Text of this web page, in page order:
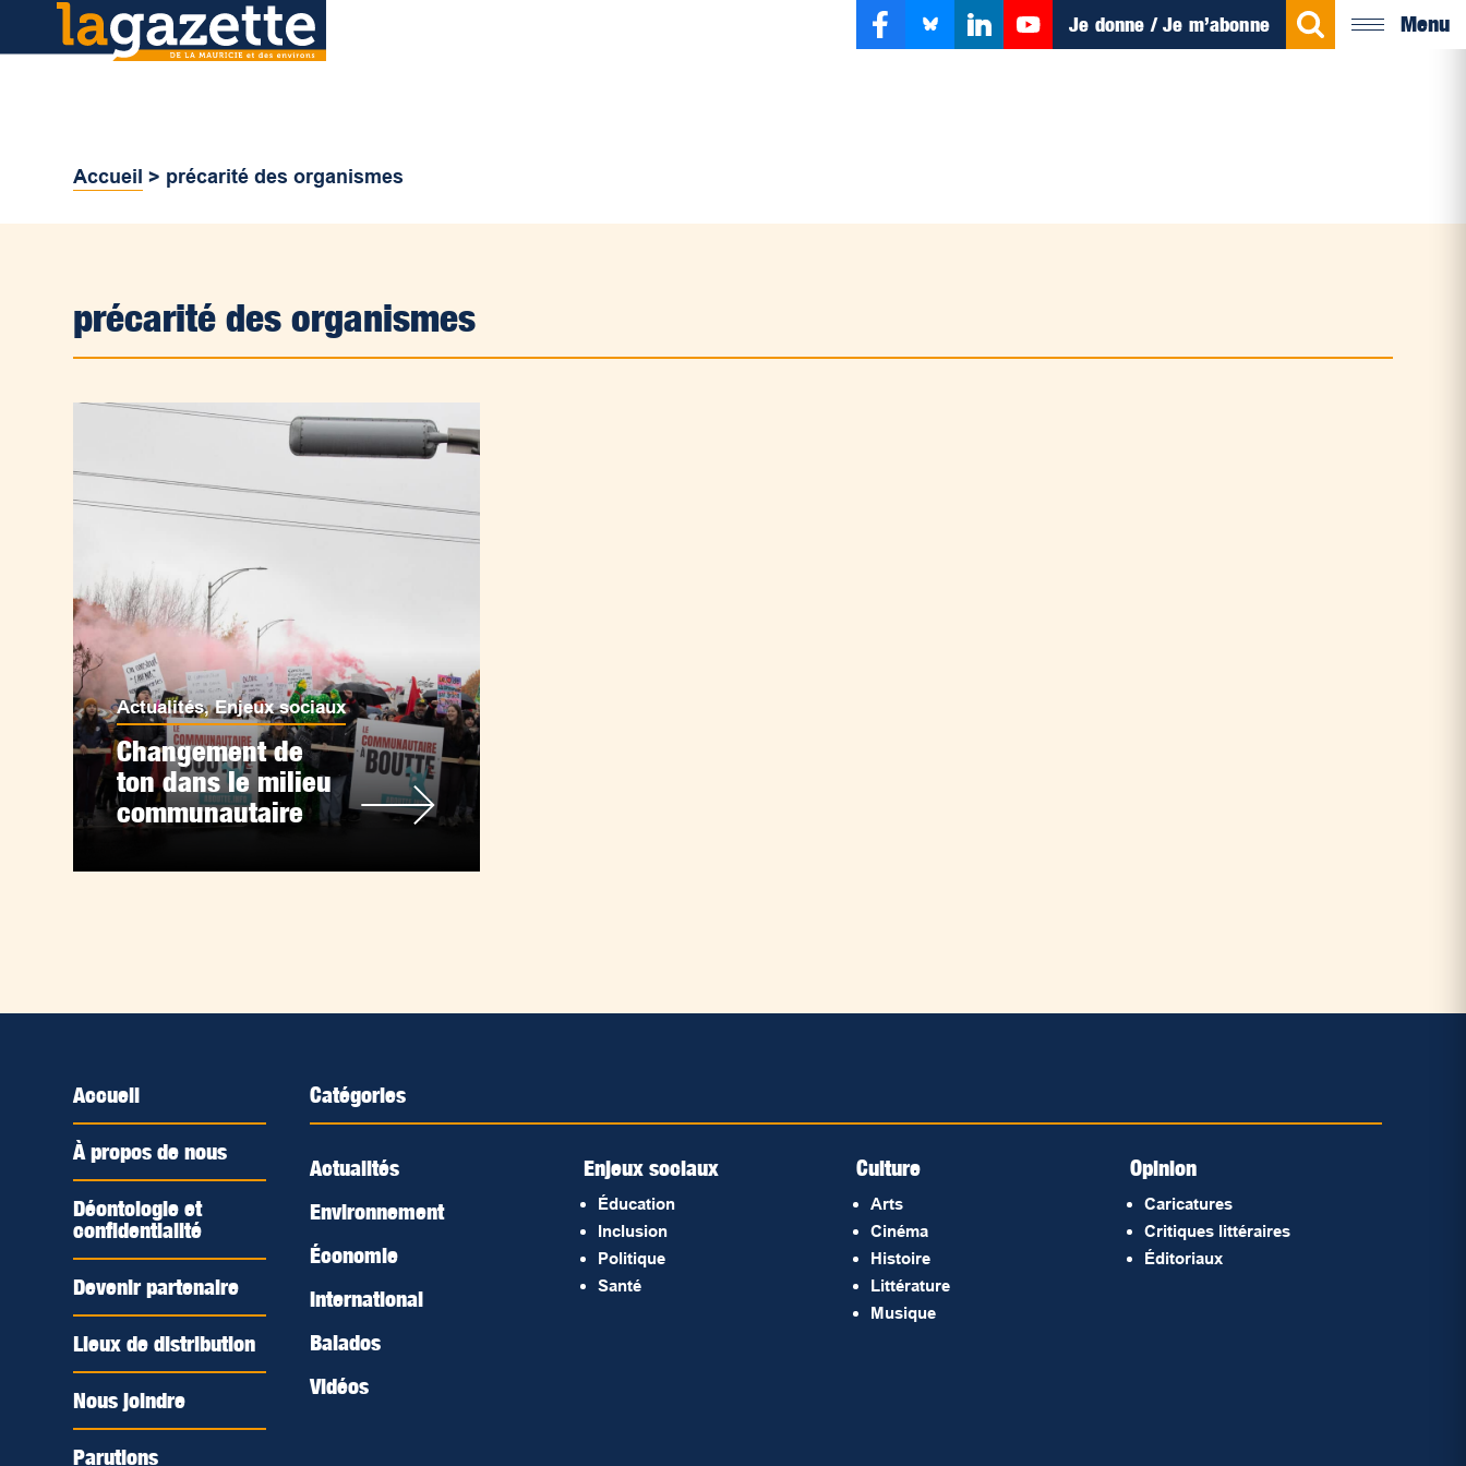
Je donne / Je m’abonne Menu
Accueil > précarité des organismes
précarité des organismes
Actualités,Enjeux sociaux
Changement de
ton dans le milieu
communautaire
Accueil
À propos de nous
Déontologie et
confidentialité
Devenir partenaire
Lieux de distribution
Nous joindre
Parutions
Catégories
Actualités
Environnement
Économie
International
Balados
Vidéos
Enjeux sociaux
Éducation
Inclusion
Politique
Santé
Culture
Arts
Cinéma
Histoire
Littérature
Musique
Opinion
Caricatures
Critiques littéraires
Éditoriaux